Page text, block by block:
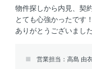
物件探しから内見、契
とても心強かったです！
ありがとうございまし
営業担当：高島 由